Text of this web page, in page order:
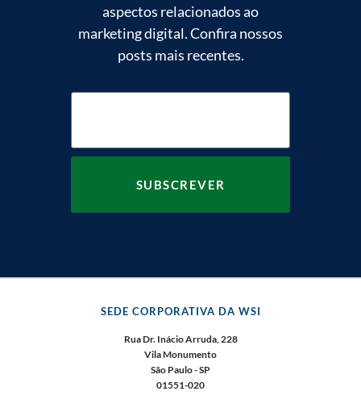
aspectos relacionados ao
marketing digital. Confira nossos
posts mais recentes.
SEDE CORPORATIVA DA WSI
Rua Dr. Inácio Arruda, 228
Vila Monumento
São Paulo - SP
01551-020